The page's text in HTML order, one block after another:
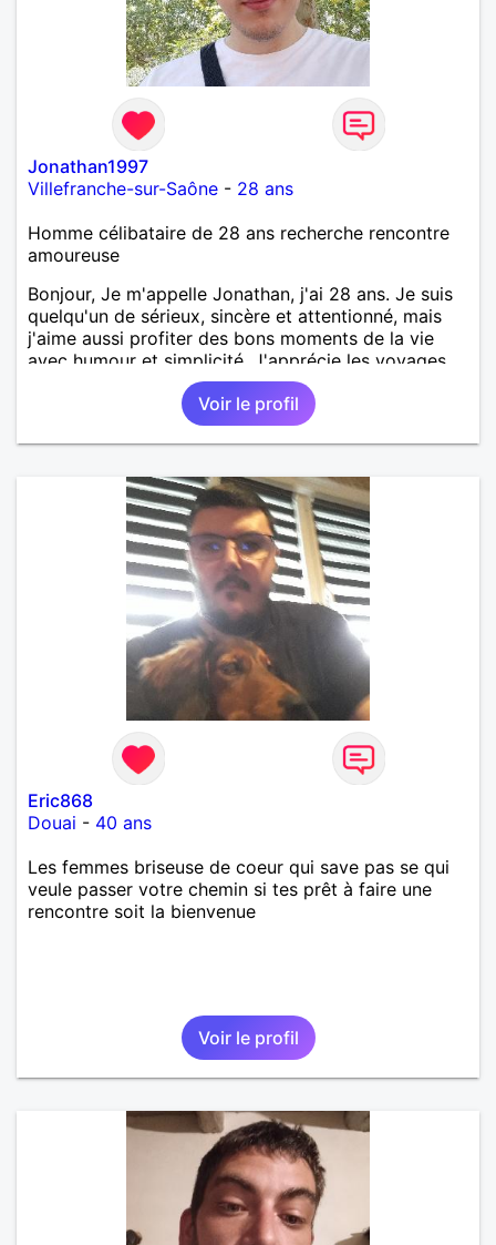
Jonathan1997
Villefranche-sur-Saône - 28 ans
Homme célibataire de 28 ans recherche rencontre
amoureuse
Bonjour, Je m'appelle Jonathan, j'ai 28 ans. Je suis
quelqu'un de sérieux, sincère et attentionné, mais
j'aime aussi profiter des bons moments de la vie
avec humour et simplicité. J'apprécie les voyages,
les découvertes, les jeux vidéo et les moments de
détente. Je suis à la recherche d'une personne
authentique avec qui partager de belles
expériences, construire une relation sérieuse basée
apprécies les conversations sincères, les fous rires
et les personnes qui savent ce qu'elles veulent,
n'hésite pas à venir discuter. Au plaisir de faire
connaissance !
Voir le profil
Eric868
Douai - 40 ans
Les femmes briseuse de coeur qui save pas se qui
veule passer votre chemin si tes prêt à faire une
rencontre soit la bienvenue
Voir le profil